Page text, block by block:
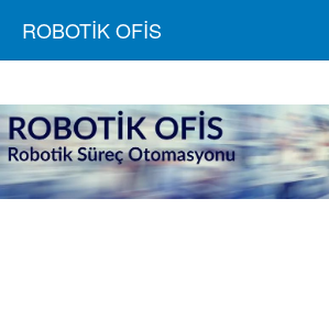
ROBOTİK OFİS